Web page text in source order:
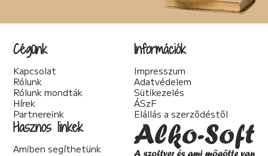
Cégünk
Kapcsolat
Rólunk
Rólunk mondták
Hírek
Partnereink
Információk
Impresszum
Adatvédelem
Sütikezelés
ÁSzF
Elállás a szerződéstől
Hasznos linkek
Amiben segíthetünk